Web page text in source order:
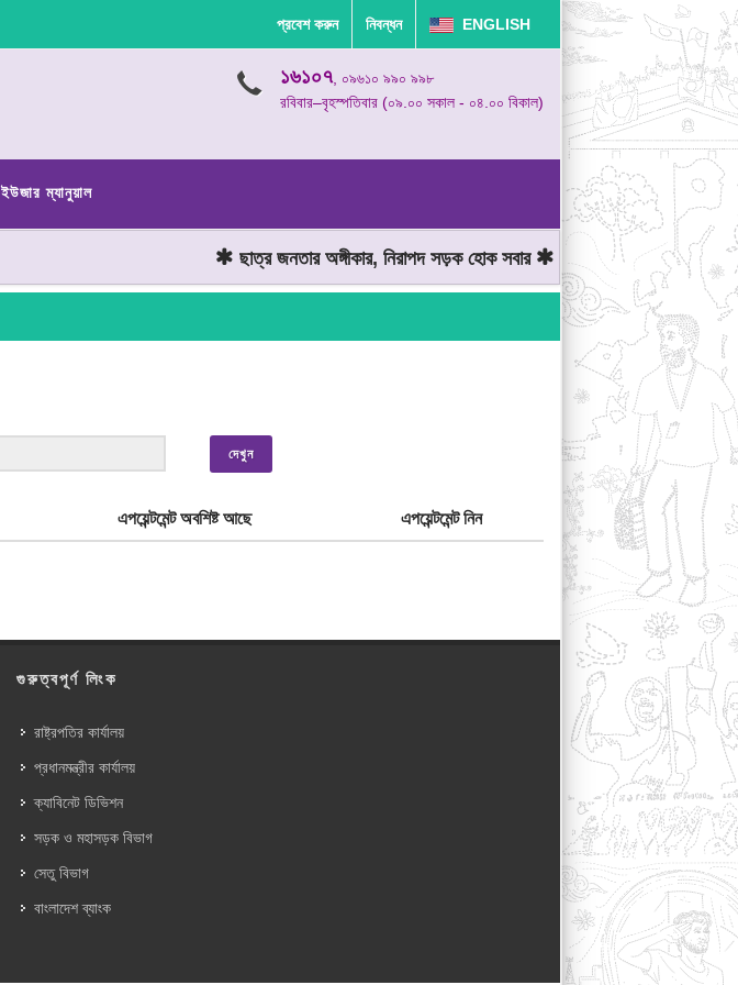
প্রবেশ করুন নিবন্ধন ENGLISH
১৬১০৭, ০৯৬১০ ৯৯০ ৯৯৮
রবিবার–বৃহস্পতিবার (০৯.০০ সকাল - ০৪.০০ বিকাল)
ইউজার ম্যানুয়াল
ছাত্র জনতার অঙ্গীকার, নিরাপদ সড়ক হোক সবার মোটরযান চালানোর সময়
দেখুন
এপয়েন্টমেন্ট অবশিষ্ট আছে এপয়েন্টমেন্ট নিন
গুরুত্বপূর্ণ লিংক
রাষ্ট্রপতির কার্যালয়
প্রধানমন্ত্রীর কার্যালয়
ক্যাবিনেট ডিভিশন
সড়ক ও মহাসড়ক বিভাগ
সেতু বিভাগ
বাংলাদেশ ব্যাংক